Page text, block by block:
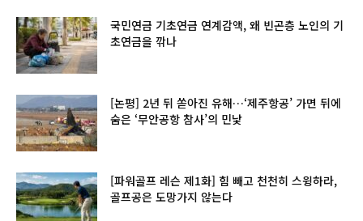
국민연금 기초연금 연계감액, 왜 빈곤층 노인의 기
초연금을 깎나
[논평] 2년 뒤 쏟아진 유해…‘제주항공’ 가면 뒤에
숨은 ‘무안공항 참사’의 민낯
[파워골프 레슨 제1화] 힘 빼고 천천히 스윙하라,
골프공은 도망가지 않는다